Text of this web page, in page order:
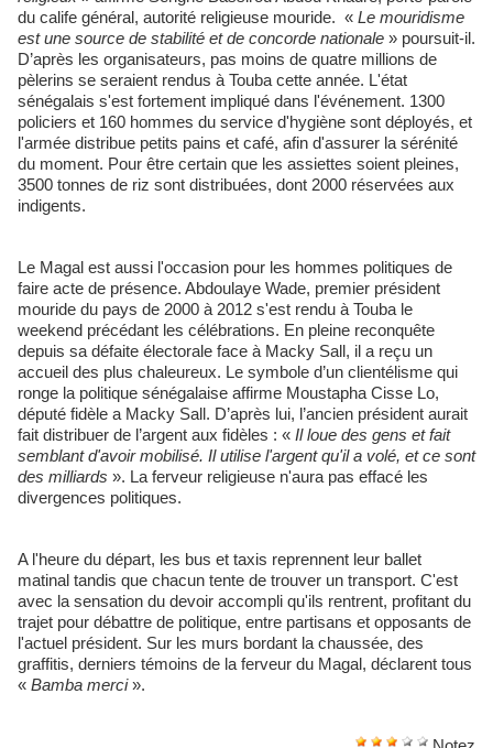
du calife général, autorité religieuse mouride. « ​ Le mouridisme
est une source de stabilité et de concorde nationale » poursuit-il.
D’après les organisateurs, pas moins de quatre millions de
pèlerins se seraient rendus à Touba cette année. L'état
sénégalais s'est fortement impliqué dans l'événement. 1300
policiers et 160 hommes du service d'hygiène sont déployés, et
l'armée distribue petits pains et café, afin d'assurer la sérénité
du moment. Pour être certain que les assiettes soient pleines,
3500 tonnes de riz sont distribuées, dont 2000 réservées aux
indigents.
Le Magal est aussi l'occasion pour les hommes politiques de
faire acte de présence. Abdoulaye Wade, premier président
mouride du pays de 2000 à 2012 s'est rendu à Touba le
weekend précédant les célébrations. En pleine reconquête
depuis sa défaite électorale face à Macky Sall, il a reçu un
accueil des plus chaleureux. Le symbole d’un clientélisme qui
ronge la politique sénégalaise affirme Moustapha Cisse Lo,
député fidèle a Macky Sall. D’après lui, l’ancien président aurait
fait distribuer de l’argent aux fidèles : « ​ Il loue des gens et fait
semblant d'avoir mobilisé. Il utilise l'argent qu'il a volé, et ce sont
des milliards ». La ferveur religieuse n'aura pas effacé les
divergences politiques.
A l'heure du départ, les bus et taxis reprennent leur ballet
matinal tandis que chacun tente de trouver un transport. C'est
avec la sensation du devoir accompli qu'ils rentrent, profitant du
trajet pour débattre de politique, entre partisans et opposants de
l'actuel président. Sur les murs bordant la chaussée, des
graffitis, derniers témoins de la ferveur du Magal, déclarent tous
« ​ Bamba merci».